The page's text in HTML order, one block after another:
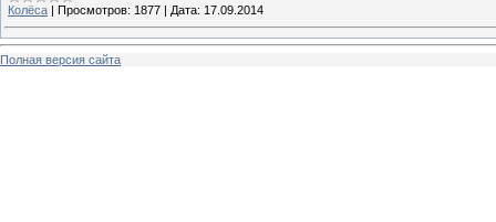
Колёса Просмотров: 1877 Дата: 17.09.2014
Полная версия сайта